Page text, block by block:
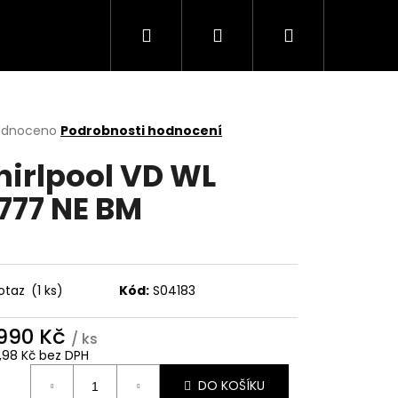
Mikrovlnné trouby
Hledat PřihlášeníNákupní
Podrobnosti hodnocení
VD WL
NE BM
(1 ks) Kód: S04183
Kč / ks
Kč bez DPH
DO KOŠÍKU